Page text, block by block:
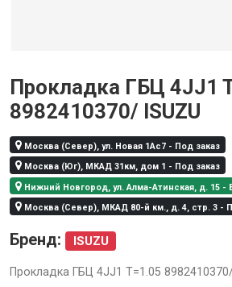
Прокладка ГБЦ 4JJ1
8982410370/ ISUZU
Москва (Север), ул. Новая 1Ас7 - Под заказ
Москва (Юг), МКАД 31км, дом 1 - Под заказ
Нижний Новгород, ул. Алма-Атинская, д. 15 -
Москва (Север), МКАД 80-й км., д. 4, стр. 3 -
Бренд: ISUZU
Прокладка ГБЦ 4JJ1 T=1.05